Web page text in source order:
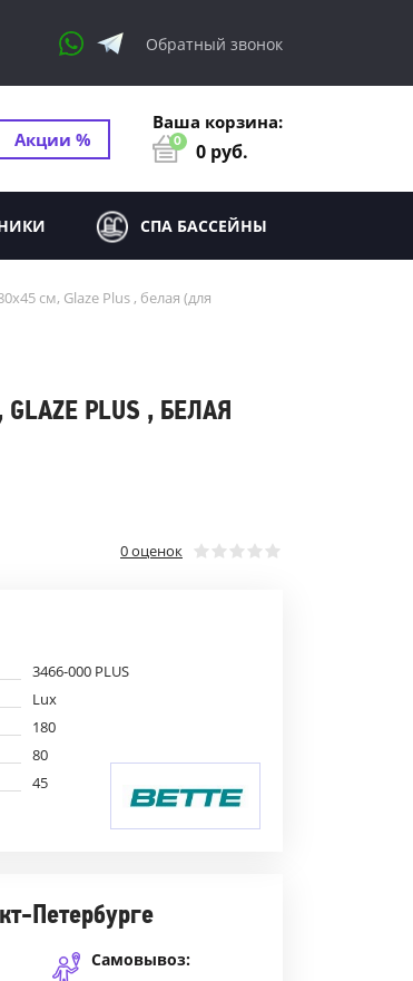
Обратный звонок
Акции %
Ваша корзина:
0 0 руб.
СПА БАССЕЙНЫ
см, Glaze Plus , белая (для
PLUS , БЕЛАЯ
0 оценок
3466-000 PLUS
Lux
180
80
45
Петербурге
Самовывоз: